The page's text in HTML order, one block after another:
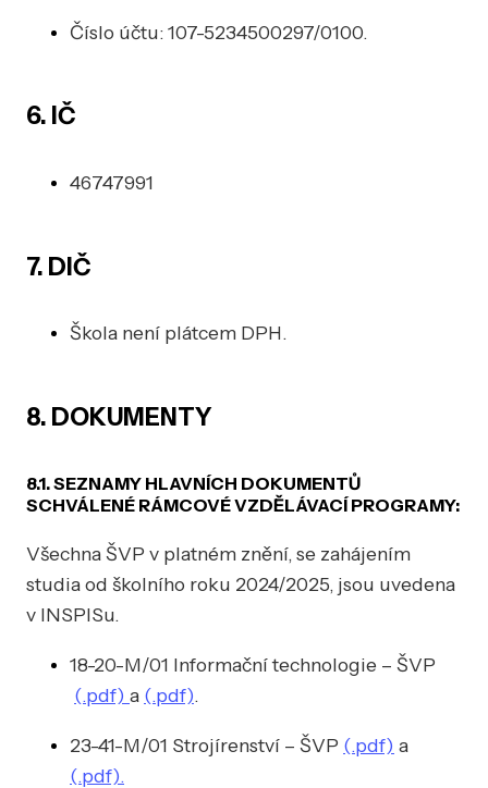
Číslo účtu: 107-5234500297/0100.
6. IČ
46747991
7. DIČ
Škola není plátcem DPH.
8. DOKUMENTY
8.1. SEZNAMY HLAVNÍCH DOKUMENTŮ
SCHVÁLENÉ RÁMCOVÉ VZDĚLÁVACÍ PROGRAMY:
Všechna ŠVP v platném znění, se zahájením
studia od školního roku 2024/2025, jsou uvedena
v INSPISu.
18-20-M/01 Informační technologie – ŠVP
(.pdf) a (.pdf).
23-41-M/01 Strojírenství – ŠVP (.pdf) a
(.pdf).